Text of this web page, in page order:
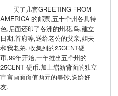
买了几套GREETING FROM
AMERICA 的邮票,五十个州各具特
色,后面还印了各洲的州花,鸟,建立
日期,首府等,送给老公的父亲,姐夫
和我老弟. 收集到的25CENT硬
币,99年开始,一年推出五个州的
25CENT 硬币.加上崭新背面的独立
宣言画面面值两元的美钞,送给好
友.